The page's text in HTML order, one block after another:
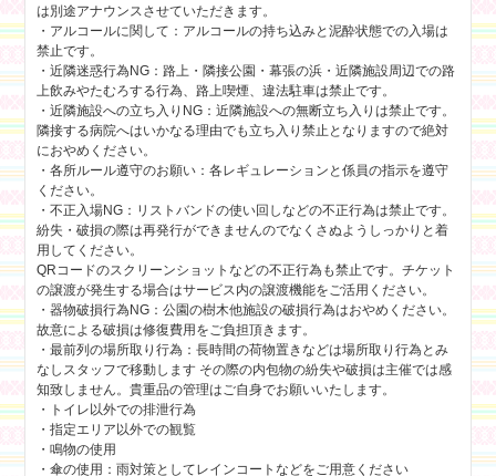
は別途アナウンスさせていただきます。
・アルコールに関して：アルコールの持ち込みと泥酔状態での入場は
禁止です。
・近隣迷惑行為NG：路上・隣接公園・幕張の浜・近隣施設周辺での路
上飲みやたむろする行為、路上喫煙、違法駐車は禁止です。
・近隣施設への立ち入りNG：近隣施設への無断立ち入りは禁止です。
隣接する病院へはいかなる理由でも立ち入り禁止となりますので絶対
におやめください。
・各所ルール遵守のお願い：各レギュレーションと係員の指示を遵守
ください。
・不正入場NG：リストバンドの使い回しなどの不正行為は禁止です。
紛失・破損の際は再発行ができませんのでなくさぬようしっかりと着
用してください。
QRコードのスクリーンショットなどの不正行為も禁止です。チケット
の譲渡が発生する場合はサービス内の譲渡機能をご活用ください。
・器物破損行為NG：公園の樹木他施設の破損行為はおやめください。
故意による破損は修復費用をご負担頂きます。
・最前列の場所取り行為：長時間の荷物置きなどは場所取り行為とみ
なしスタッフで移動します その際の内包物の紛失や破損は主催では感
知致しません。貴重品の管理はご自身でお願いいたします。
・トイレ以外での排泄行為
・指定エリア以外での観覧
・鳴物の使用
・傘の使用：雨対策としてレインコートなどをご用意ください